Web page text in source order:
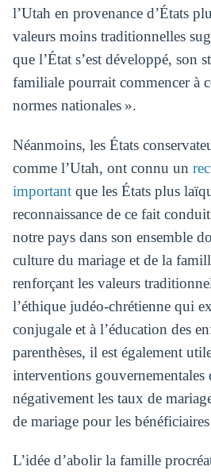
l’Utah en provenance d’États
valeurs moins traditionnelles
que l’État s’est développé, son
familiale pourrait commencer à
normes nationales ».
Néanmoins, les États
comme l’Utah, ont connu un
importantque les États plus
reconnaissance de ce fait
notre pays dans son ensemble
culture du mariage et de la
renforçant les valeurs
l’éthique judéo-chrétienne qui
conjugale et à l’éducation des
parenthèses, il est également
interventions gouvernementales
négativement les taux de
de mariage pour les
L’idée d’abolir la famille